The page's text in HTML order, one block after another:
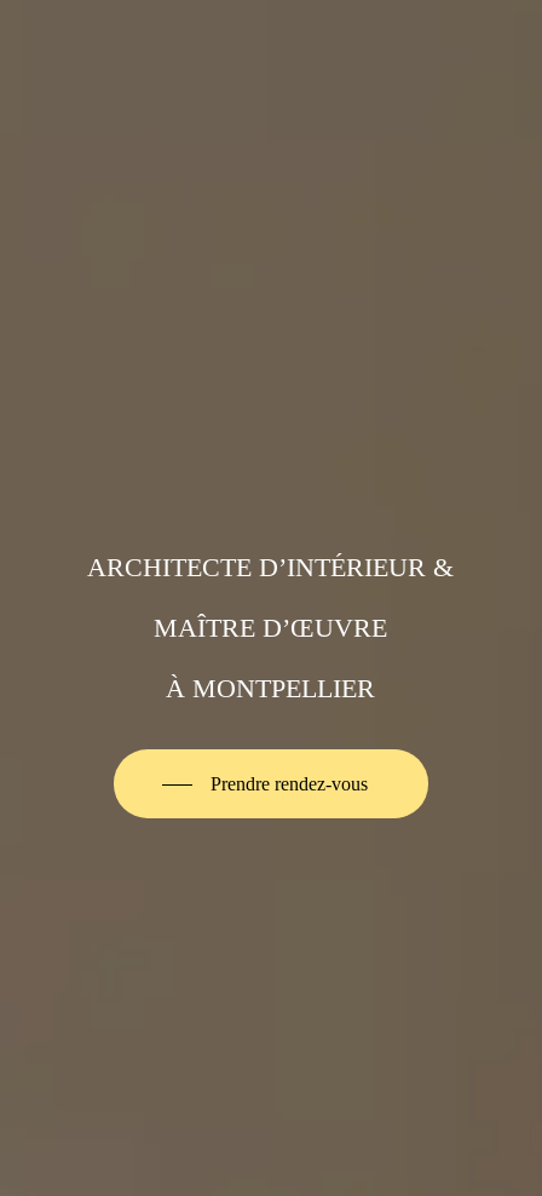
ARCHITECTE D’INTÉRIEUR &
MAÎTRE D’ŒUVRE
À MONTPELLIER
Prendre rendez-vous